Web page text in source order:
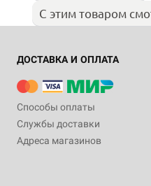
С этим товаром
ДОСТАВКА И ОПЛАТА
Способы оплаты
Службы доставки
Адреса магазинов